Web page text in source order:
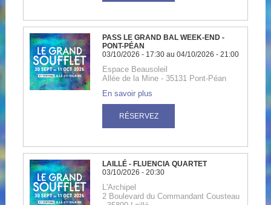
Engagements
Accessibilité
&
Prévention
Newsletter
Partenaires
Mentions
Historique